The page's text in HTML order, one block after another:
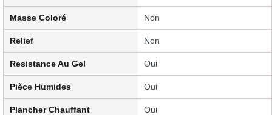
Masse Coloré Non
Relief Non
Resistance Au Gel Oui
Pièce Humides Oui
Plancher Chauffant Oui